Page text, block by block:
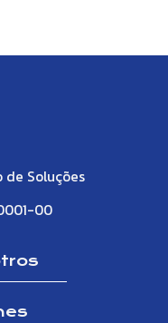
Soluções
00